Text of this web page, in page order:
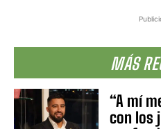
MÁS
“A mí
con los